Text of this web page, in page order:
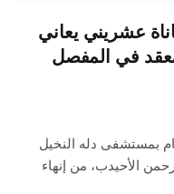
عشريني يعاني
في المفصل
بمستشفى دله النخيل
الأحيدب، من إنهاء